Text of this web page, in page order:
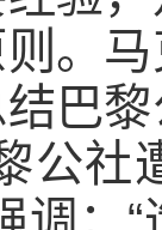
。
巴
公社